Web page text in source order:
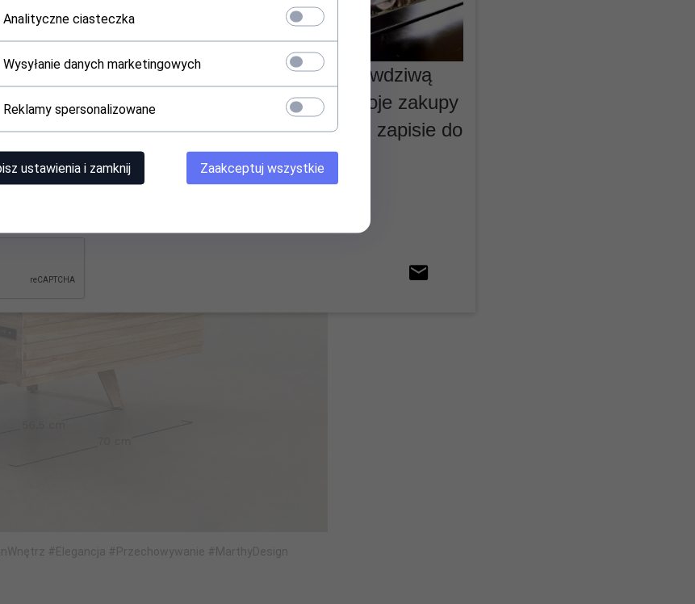
#Elegancja #Przechowywanie #MarthyDesign
Analityczne ciasteczka
Wysyłanie danych marketingowych
Reklamy spersonalizowane
ustawienia i zamknij Zaakceptuj wszystkie
pierwsze zakupy u nas były dla Ciebie prawdziwą
przyjmij od nas rabat powitalny
.Twoje zakupy
tańsze o 5%. Szczegóły po rejestracji i zapisie do
Pozdrawiamy. Bellissima Casa.